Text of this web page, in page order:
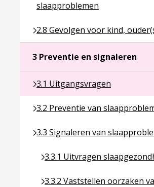
slaapproblemen
2.8 Gevolgen voor kind,
Ga naar pagina over 2.8
3 Preventie en signaleren
3.1 Uitgangsvragen
Ga naar pagina over 3.1
3.2 Preventie van
Ga naar pagina over 3.2
3.3 Signaleren van
Ga naar pagina over 3.3
3.3.1 Uitvragen
Ga naar pagina over 3.3.1
3.3.2 Vaststellen oorzaken
Ga naar pagina over 3.3.2